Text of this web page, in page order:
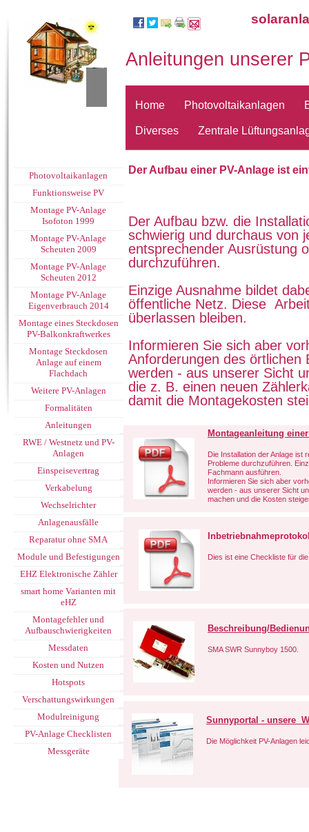
Home Photovoltaikanlagen
Diverses Zentrale
Anleitungen unserer
Der Aufbau bzw. die
schwierig und durchaus von
entsprechender Ausrüstung
durchzuführen.
Einzige Ausnahme bildet
öffentliche Netz. Diese
überlassen bleiben.
Informieren Sie sich aber
Anforderungen des örtlichen
werden - aus unserer Sicht
die z. B. einen neuen
damit die Montagekosten
Dies ist eine Checkliste für
Beschreibung/
SMA SWR Sunnyboy 1500.
Sunnyportal - unsere
Die Möglichkeit PV-Anlagen
Montageanleitung
Die Installation der Anlage ist
Probleme durchzuführen.
Fachmann ausführen.
Informieren Sie sich aber
werden - aus unserer Sicht
machen und die Kosten
Der Aufbau einer PV-Anlage ist
Photovoltaikanlagen
Funktionsweise PV
Montage PV-Anlage
Isofoton 1999
Montage PV-Anlage
Scheuten 2009
Montage PV-Anlage
Scheuten 2012
Montage PV-Anlage
Eigenverbrauch 2014
Montage eines Steckdosen
PV-Balkonkraftwerkes
Montage Steckdosen
Anlage auf einem
Flachdach
Weitere PV-Anlagen
Formalitäten
Anleitungen
RWE / Westnetz und PV-
Anlagen
Einspeisevertrag
Verkabelung
Wechselrichter
Anlagenausfälle
Reparatur ohne SMA
Module und Befestigungen
EHZ Elektronische Zähler
smart home Varianten mit
eHZ
Montagefehler und
Aufbauschwierigkeiten
Messdaten
Kosten und Nutzen
Hotspots
Verschattungswirkungen
Modulreinigung
PV-Anlage Checklisten
Messgeräte